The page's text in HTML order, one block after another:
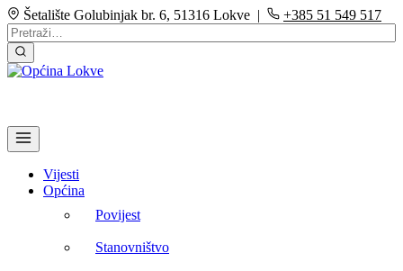
Šetalište Golubinjak br. 6, 51316 Lokve | +385 51 549 517
Vijesti
Općina
Povijest
Stanovništvo